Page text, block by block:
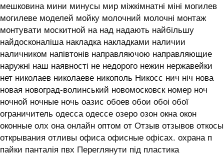
мешковина мини минусы мир міжкімнатні міні могилев
могилеве моделей мойку молочний молочні монтаж
монтувати москитной на над надають найбільшу
найдосконаліша накладка накладками наличии
наличником напівтонів направляючою направляющие
наружні наш наявності не недорого нежин нержавейки
нет николаев николаеве никополь Никосс нич ніч нова
новая новоград-волинський новомосковск номер ноч
ночной ночные ночь оазис обоев обои обоі обої
ограничитель одесса одессе озеро озон окна окон
оконные олх она онлайн оптом от Отзыв отзывов откосы
открывания отливы офиса офисные офісах. охрана п
пайки панталія пвх Переглянути під пластика